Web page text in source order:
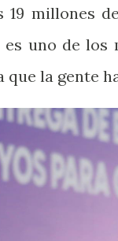
millones
uno de
la gente